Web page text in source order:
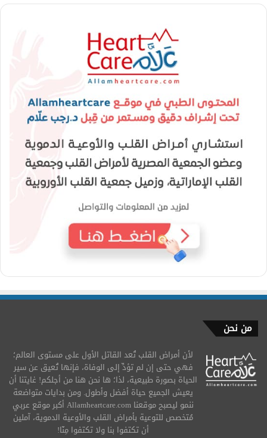
من نحن
لأن أمراض القلب تُعد القاتل الأول على مستوى العالم؛
فهي حتى إن لم تؤدِّ إلى الوفاة، فإنها تُعيق عن سير
الحياة بصورة طبيعية، لذا؛ ها نحن هنا من أجلكم! غايتنا أن
يعيش الجميع حياة أفضل وأطول. ومن بدايات متواضعة
ننمو ليصبح موقعنا Allamheartcare.com أكبر موقع عربي
مُتخصص للتوعية بأمراض القلب والأوعية الدموية، آملين
أن تكتفوا بنا ولا تكتفوا مِنّا!